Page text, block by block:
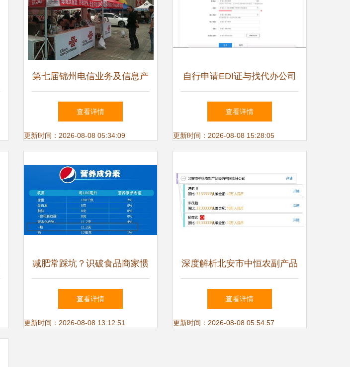
第七届锦州电信业务及信息产
品展交会 聚焦代办电信业务
的共赢未来
查看详情
更新时间：2026-08-08 05:34:09
自行申请EDI证与找代办公司
哪个选择更优？
查看详情
更新时间：2026-08-08 15:28:05
减肥常踩坑？识破食品商家惯
用套路，为你的瘦身之路减负
查看详情
更新时间：2026-08-08 13:12:51
深度解析北安市中恒农副产品
经销有限责任公司 业务范围
与市场定位探析
查看详情
更新时间：2026-08-08 05:54:57